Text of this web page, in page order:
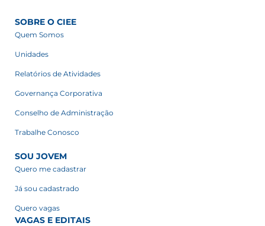
SOBRE O CIEE
Quem Somos
Unidades
Relatórios de Atividades
Governança Corporativa
Conselho de Administração
Trabalhe Conosco
SOU JOVEM
Quero me cadastrar
Já sou cadastrado
Quero vagas
VAGAS E EDITAIS